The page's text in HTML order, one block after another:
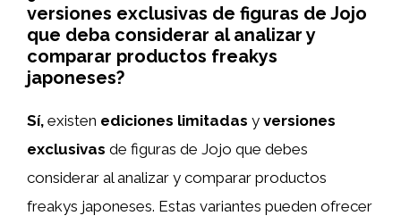
versiones exclusivas de figuras de Jojo
que deba considerar al analizar y
comparar productos freakys
japoneses?
Sí, existen ediciones limitadas y versiones
exclusivas de figuras de Jojo que debes
considerar al analizar y comparar productos
freakys japoneses. Estas variantes pueden ofrecer